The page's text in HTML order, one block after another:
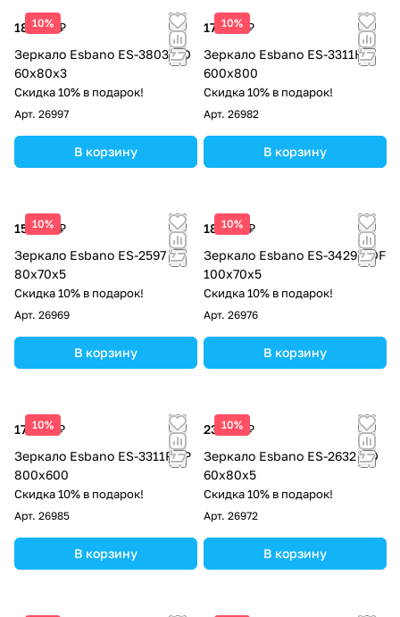
10%
18 360 ₽
Зеркало Esbano ES-3803 HD
60x80х3
Скидка 10% в подарок!
Арт. 26997
В корзину
10%
17 000 ₽
Зеркало Esbano ES-3311HD
600х800
Скидка 10% в подарок!
Арт. 26982
В корзину
10%
15 840 ₽
Зеркало Esbano ES-2597 RD
80х70х5
Скидка 10% в подарок!
Арт. 26969
В корзину
10%
18 360 ₽
Зеркало Esbano ES-3429 KDF
100х70х5
Скидка 10% в подарок!
Арт. 26976
В корзину
10%
17 000 ₽
Зеркало Esbano ES-3311RDP
800х600
Скидка 10% в подарок!
Арт. 26985
В корзину
10%
23 760 ₽
Зеркало Esbano ES-2632 HD
60х80х5
Скидка 10% в подарок!
Арт. 26972
В корзину